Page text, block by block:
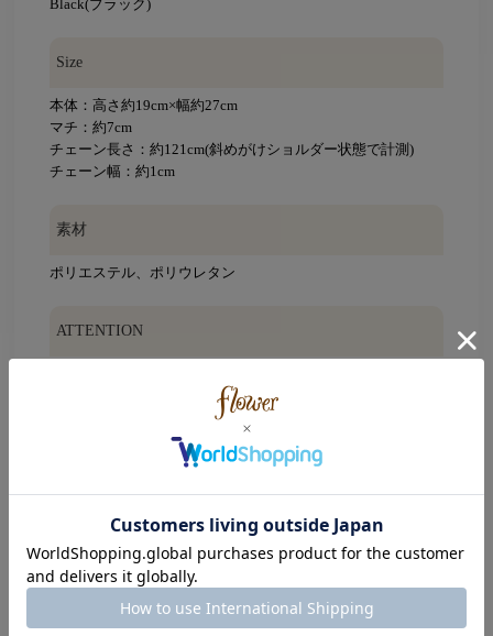
Black(ブラック)
Size
本体：高さ約19cm×幅約27cm
マチ：約7cm
チェーン長さ：約121cm(斜めがけショルダー状態で計測)
チェーン幅：約1cm
素材
ポリエステル、ポリウレタン
ATTENTION
※高温の物との接触、高温多湿の場所や直射日光の当たる場
所での保管は、変形や変色・劣化の原因となりますのでお避
※素材の技術的な関係で濃い色が薄い色に色移行することが
着はお避け下さい。
※現在の技術水準では、使用しております素材の性質上、若
干の織りムラ及び摩擦や水濡れ、密着による多少の色落ちや
できません。汗や雨による濡れた状態でのご使用、ご保管に